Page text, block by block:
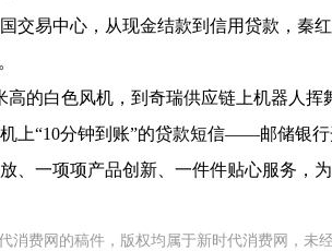
易中心，从现金结款到信用贷款，秦
的白色风机，到奇瑞供应链上机器人挥
上“10分钟到账”的贷款短信——邮储银
、一项项产品创新、一件件贴心服务，
消费网的稿件，版权均属于新时代消费网，未